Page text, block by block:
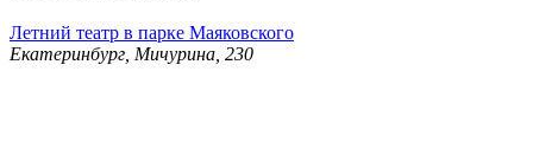
Летний театр в парке Маяковского
Екатеринбург, Мичурина, 230